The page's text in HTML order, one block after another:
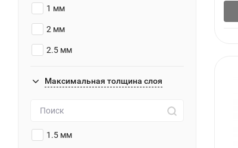
1 мм
2 мм
2.5 мм
8 мм
Максимальная толщина слоя
1.5 мм